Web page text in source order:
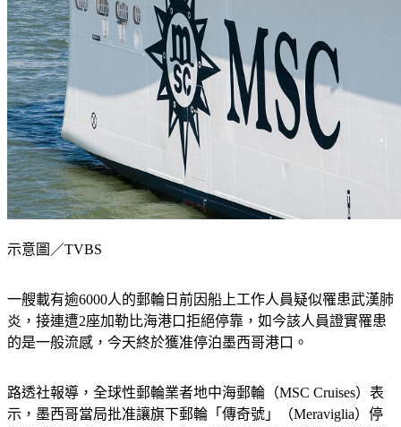
示意圖／TVBS
一艘載有逾6000人的郵輪日前因船上工作人員疑似罹患武漢肺
炎，接連遭2座加勒比海港口拒絕停靠，如今該人員證實罹患
的是一般流感，今天終於獲准停泊墨西哥港口。
路透社報導，全球性郵輪業者地中海郵輪（MSC Cruises）表
示，墨西哥當局批准讓旗下郵輪「傳奇號」（Meraviglia）停